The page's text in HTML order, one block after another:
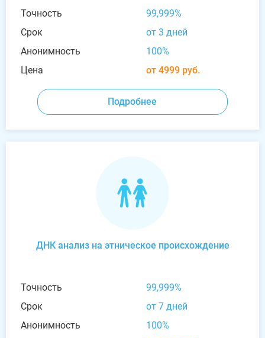
Точность
99,999%
Срок
от 3 дней
Анонимность
100%
Цена
от 4999 руб.
Подробнее
ДНК анализ на этническое происхождение
Точность
99,999%
Срок
от 7 дней
Анонимность
100%